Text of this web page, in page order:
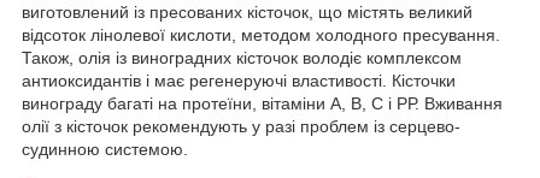
виготовлений із пресованих кісточок, що містять великий
відсоток лінолевої кислоти, методом холодного пресування.
Також, олія із виноградних кісточок володіє комплексом
антиоксидантів і має регенеруючі властивості. Кісточки
винограду багаті на протеїни, вітаміни А, В, С і РР. Вживання
олії з кісточок рекомендують у разі проблем із серцево-
судинною системою.